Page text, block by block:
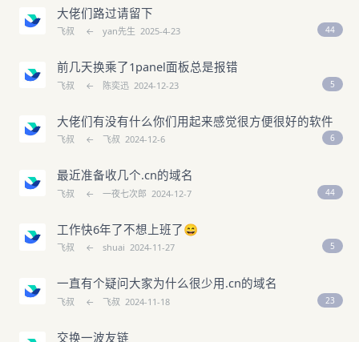
大佬们路过请留下
飞叔 ← yan先生 2025-4-23 44
前几天换乘了1panel面板总是报错
飞叔 ← 陈奕迅 2024-12-23 5
大佬们有没有什么你们用起来感觉很方便很好的软件
飞叔 ← 飞叔 2024-12-6 6
最近准备收几个.cn的域名
飞叔 ← 一夜七次郎 2024-12-7 44
工作快6年了不想上班了😄
飞叔 ← shuai 2024-11-27 5
一直有个疑问大家为什么很少用.cn的域名
飞叔 ← 飞叔 2024-11-18 23
交换一波友链